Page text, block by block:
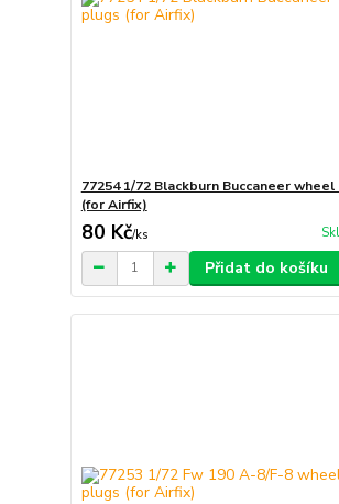
77254 1/72 Blackburn Buccaneer
(for Airfix)
80 Kč/ks
Přidat do košíku